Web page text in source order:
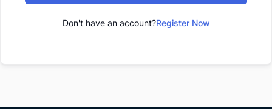
Don't have an account?Register Now